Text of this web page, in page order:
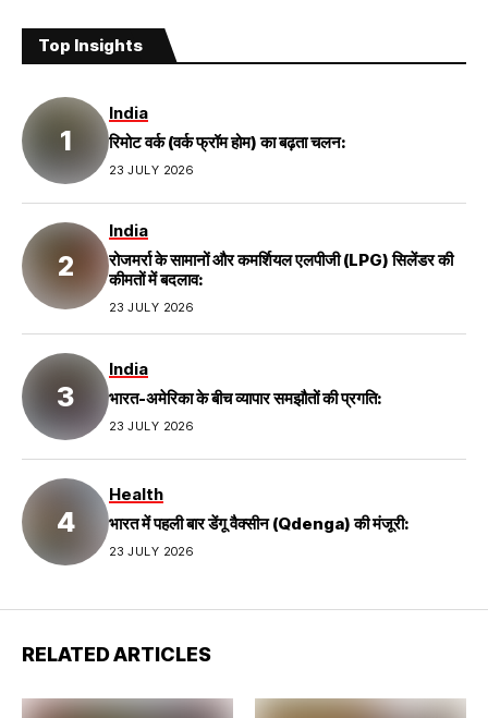
Top Insights
India
रिमोट वर्क (वर्क फ्रॉम होम) का बढ़ता चलन:
23 JULY 2026
India
रोजमर्रा के सामानों और कमर्शियल एलपीजी (LPG) सिलेंडर की
कीमतों में बदलाव:
23 JULY 2026
India
भारत-अमेरिका के बीच व्यापार समझौतों की प्रगति:
23 JULY 2026
Health
भारत में पहली बार डेंगू वैक्सीन (Qdenga) की मंजूरी:
23 JULY 2026
RELATED ARTICLES